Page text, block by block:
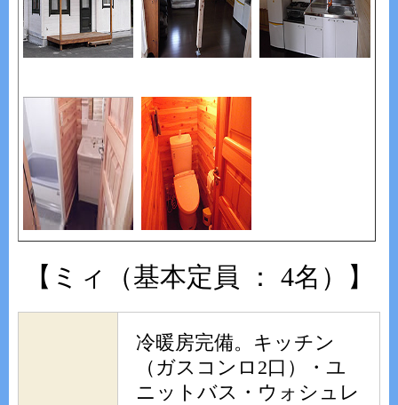
【ミィ（基本定員 ： 4名）】
冷暖房完備。キッチン
（ガスコンロ2口）・ユ
ニットバス・ウォシュレ